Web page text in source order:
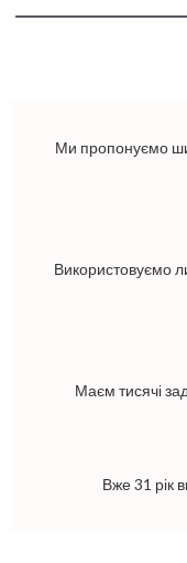
Ми пропонуємо
Використовуємо
Маєм тисячі
Вже 31 рік